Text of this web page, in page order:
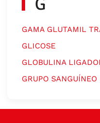
GAMA GLUTAMIL
GLICOSE
GLOBULINA
GRUPO SANGUÍNEO